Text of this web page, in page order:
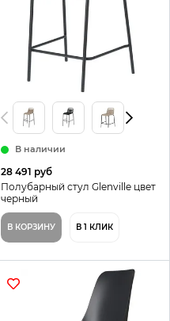
В наличии
28 491 руб
Полубарный стул Glenville цвет
черный
В КОРЗИНУ В 1 КЛИК